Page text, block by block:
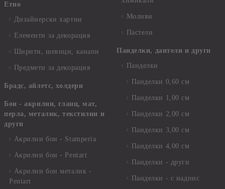
Етно
Дизайнерски хартии
Елементи за декорация
Ширити, шевици, канапи
Предмети за декорация
Брадс, айлетс, холдери
Бои - акрилни, гланц, мат,
перла, металик, текстилни и
други
Акрилни бои - Stamperia
Акрилни бои - Pentart
Акрилни бои металик -
Pentart
Моливи
Пастели
Панделки, дантели и други
Панделки
Панделки 0,60 см
Панделки 1,00 см
Панделки 2,00 см
Панделки 3,00 см
Панделки 4,00 см
Панделки - други
Панделки - с надпис